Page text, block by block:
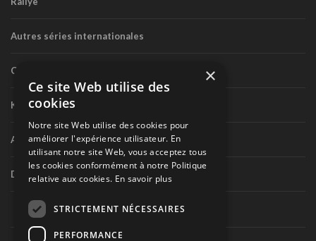
Autres séries internationales
Circuit routier canadien
Karting
Autres séries nationales
Divers
×
Ce site Web utilise des
cookies
Notre site Web utilise des cookies pour
améliorer l'expérience utilisateur. En
utilisant notre site Web, vous acceptez tous
les cookies conformément à notre Politique
relative aux cookies. En savoir plus
STRICTEMENT NÉCESSAIRES
PERFORMANCE